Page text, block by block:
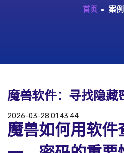
首页 案
魔兽软件：寻找隐藏
2026-03-28 01:43:44
魔兽如何用软件